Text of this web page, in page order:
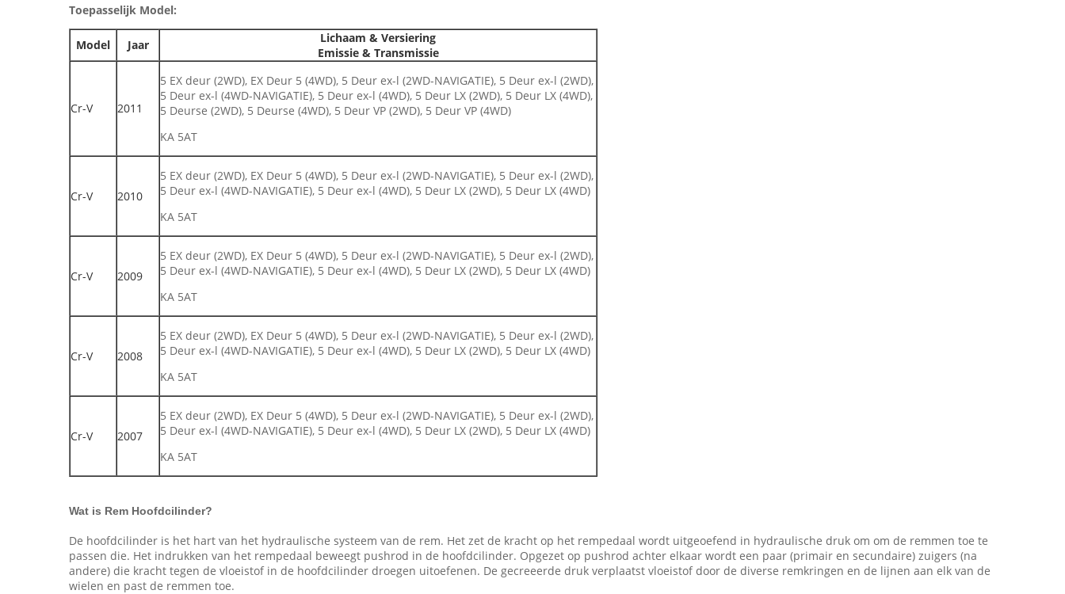
Toepasselijk Model:
Model Jaar
Lichaam & Versiering
Emissie & Transmissie
Cr-V 2011
5 EX deur (2WD), EX Deur 5 (4WD), 5 Deur ex-l (2WD-NAVIGATIE), 5 Deur ex-l (2WD),
5 Deur ex-l (4WD-NAVIGATIE), 5 Deur ex-l (4WD), 5 Deur LX (2WD), 5 Deur LX (4WD),
5 Deurse (2WD), 5 Deurse (4WD), 5 Deur VP (2WD), 5 Deur VP (4WD)
KA 5AT
Cr-V 2010
5 EX deur (2WD), EX Deur 5 (4WD), 5 Deur ex-l (2WD-NAVIGATIE), 5 Deur ex-l (2WD),
5 Deur ex-l (4WD-NAVIGATIE), 5 Deur ex-l (4WD), 5 Deur LX (2WD), 5 Deur LX (4WD)
KA 5AT
Cr-V 2009
5 EX deur (2WD), EX Deur 5 (4WD), 5 Deur ex-l (2WD-NAVIGATIE), 5 Deur ex-l (2WD),
5 Deur ex-l (4WD-NAVIGATIE), 5 Deur ex-l (4WD), 5 Deur LX (2WD), 5 Deur LX (4WD)
KA 5AT
Cr-V 2008
5 EX deur (2WD), EX Deur 5 (4WD), 5 Deur ex-l (2WD-NAVIGATIE), 5 Deur ex-l (2WD),
5 Deur ex-l (4WD-NAVIGATIE), 5 Deur ex-l (4WD), 5 Deur LX (2WD), 5 Deur LX (4WD)
KA 5AT
Cr-V 2007
5 EX deur (2WD), EX Deur 5 (4WD), 5 Deur ex-l (2WD-NAVIGATIE), 5 Deur ex-l (2WD),
5 Deur ex-l (4WD-NAVIGATIE), 5 Deur ex-l (4WD), 5 Deur LX (2WD), 5 Deur LX (4WD)
KA 5AT
Wat is Rem Hoofdcilinder?
De hoofdcilinder is het hart van het hydraulische systeem van de rem. Het zet de kracht op het rempedaal wordt uitgeoefend in hydraulische druk om om de remmen toe te
passen die. Het indrukken van het rempedaal beweegt pushrod in de hoofdcilinder. Opgezet op pushrod achter elkaar wordt een paar (primair en secundaire) zuigers (na
andere) die kracht tegen de vloeistof in de hoofdcilinder droegen uitoefenen. De gecreeerde druk verplaatst vloeistof door de diverse remkringen en de lijnen aan elk van de
wielen en past de remmen toe.